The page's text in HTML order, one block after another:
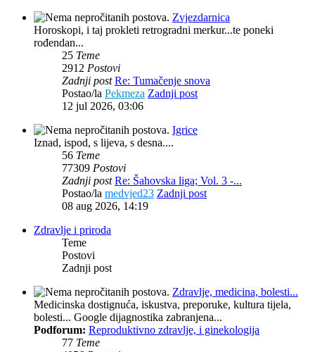
Zvjezdarnica
Horoskopi, i taj prokleti retrogradni merkur...te poneki
rođendan...
25 Teme
2912 Postovi
Zadnji post Re: Tumačenje snova
Postao/la Pekmeza Zadnji post
12 jul 2026, 03:06
Igrice
Iznad, ispod, s lijeva, s desna....
56 Teme
77309 Postovi
Zadnji post Re: Šahovska liga; Vol. 3 -...
Postao/la medvjed23 Zadnji post
08 aug 2026, 14:19
Zdravlje i priroda
Teme
Postovi
Zadnji post
Zdravlje, medicina, bolesti...
Medicinska dostignuća, iskustva, preporuke, kultura tijela,
bolesti... Google dijagnostika zabranjena...
Podforum: Reproduktivno zdravlje, i ginekologija
77 Teme